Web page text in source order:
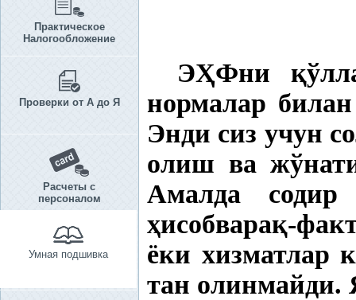
Практическое
Налогообложение
Проверки от А до Я
Расчеты с
персоналом
Умная подшивка
ЭҲФни қ
нормалар
Энди сиз учун
олиш ва
Амалда содир
ҳисобварақ-
ёки хизматлар
тан олинмайди.